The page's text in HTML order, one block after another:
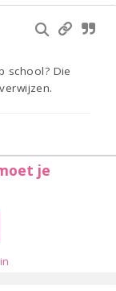
school? Die
je